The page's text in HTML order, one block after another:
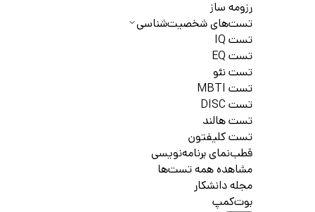
رزومه ساز
تست‌های شخصیت‌شناسی
تست IQ
تست EQ
تست نئو
تست MBTI
تست DISC
تست هالند
تست کلیفتون
قطب‌نمای برنامه‌نویسی
مشاهده همه تست‌ها
مجله دانشکار
بوت‌کمپ